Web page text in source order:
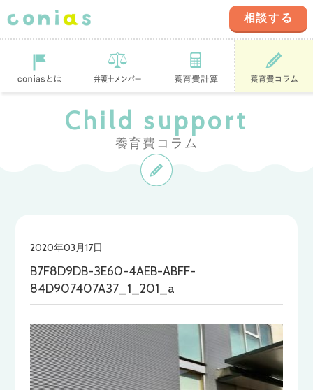
ール
相談する
Child support
養育費コラム
2020年03月17日
B7F8D9DB-3E60-4AEB-ABFF-
84D907407A37_1_201_a